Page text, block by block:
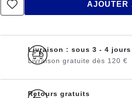
AJOUTER
Livraison : sous 3 - 4 jours
Livraison gratuite dès 120 €
Retours gratuits